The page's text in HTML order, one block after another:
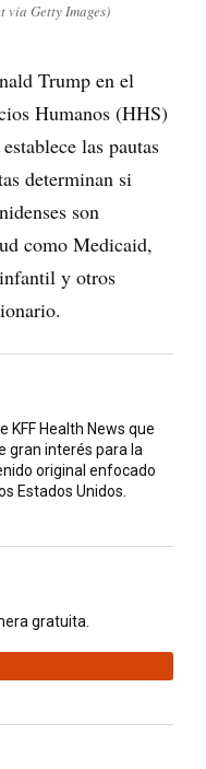
via Getty Images)
Trump en el
Humanos (HHS)
las pautas
determinan si
son
como Medicaid,
y otros
KFF Health News que
gran interés para la
original enfocado
Estados Unidos.
gratuita.